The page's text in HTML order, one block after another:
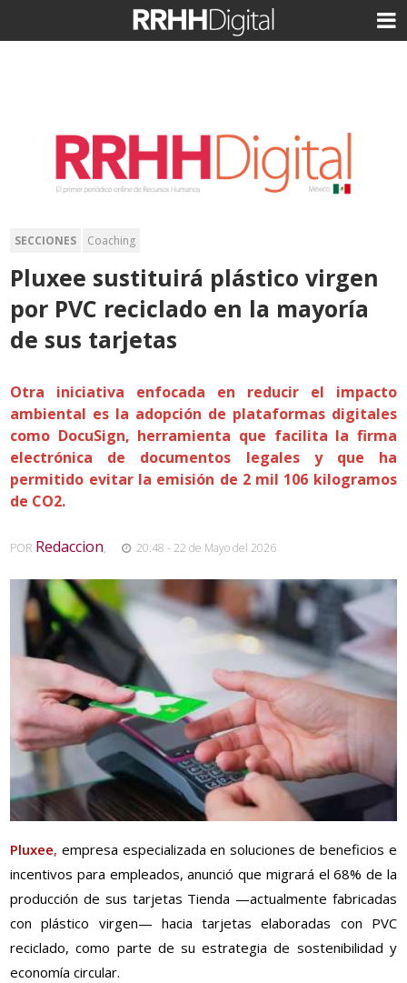
SECCIONES Coaching
Pluxee sustituirá plástico virgen
por PVC reciclado en la mayoría
de sus tarjetas
Otra iniciativa enfocada en reducir el impacto
ambiental es la adopción de plataformas digitales
como DocuSign, herramienta que facilita la firma
electrónica de documentos legales y que ha
permitido evitar la emisión de 2 mil 106 kilogramos
de CO2.
POR Redaccion, 20:48 - 22 de Mayo del 2026
Pluxee, empresa especializada en soluciones de beneficios e
incentivos para empleados, anunció que migrará el 68% de la
producción de sus tarjetas Tienda —actualmente fabricadas
con plástico virgen— hacia tarjetas elaboradas con PVC
reciclado, como parte de su estrategia de sostenibilidad y
economía circular.